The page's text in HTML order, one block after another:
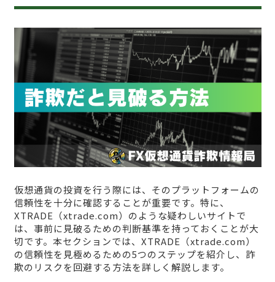
仮想通貨の投資を行う際には、そのプラットフォームの
信頼性を十分に確認することが重要です。特に、
XTRADE（xtrade.com）のような疑わしいサイトで
は、事前に見破るための判断基準を持っておくことが大
切です。本セクションでは、XTRADE（xtrade.com）
の信頼性を見極めるための5つのステップを紹介し、詐
欺のリスクを回避する方法を詳しく解説します。